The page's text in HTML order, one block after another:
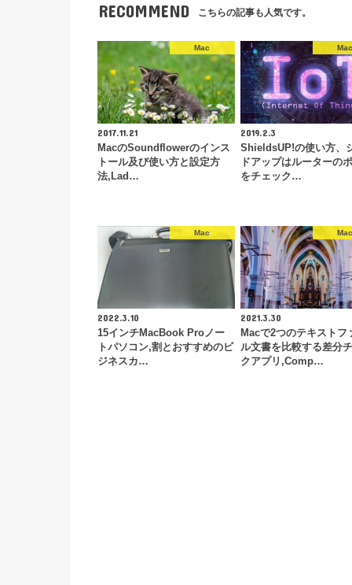
RECOMMEND こちらの記事も人気です。
Mac
2017.11.21
MacのSoundflowerのインス
トール及び使い方と設定方
法,Lad…
2019.2.3
ShieldsUP!の使い方、
ドアップはルーターの
をチェック…
Mac
2022.3.10
15インチMacBook Proノー
トパソコン,割とおすすめのビ
ジネスカ…
2021.3.30
Macで2つのテキストフ
ル文書を比較する差分
クアプリ,Comp…